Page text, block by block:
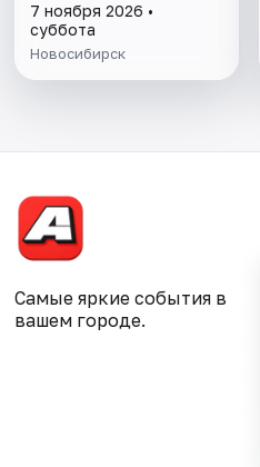
7 ноября 2026 •
суббота
Новосибирск
Самые яркие события в
вашем городе.